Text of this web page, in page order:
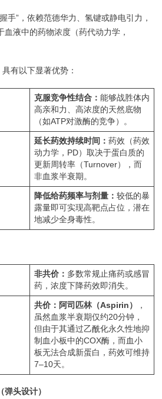
手”，依赖范德华力、氢键或静电引力，
液中的药物浓度（药代动力学，
有以下显著优势：
克服竞争性结合： 能够战胜体内
高亲和力、高浓度的天然底物
（如ATP对激酶的竞争）。
延长药效持续时间： 药效（药效
动力学，PD）取决于蛋白质的
更新周转率（Turnover），而
非血浆半衰期。
降低给药频率与剂量： 较低的暴
露量即可实现高靶点占位，潜在
地减少全身毒性。
非共价： 多数常规止痛药或感冒
药，浓度下降药效即消失。
共价：阿司匹林（Aspirin）
，
虽然血浆半衰期仅约20分钟，
但由于其通过乙酰化永久性地抑
制血小板中的COX酶，而血小
板无法合成新蛋白，药效可维持
7–10天。
头设计）